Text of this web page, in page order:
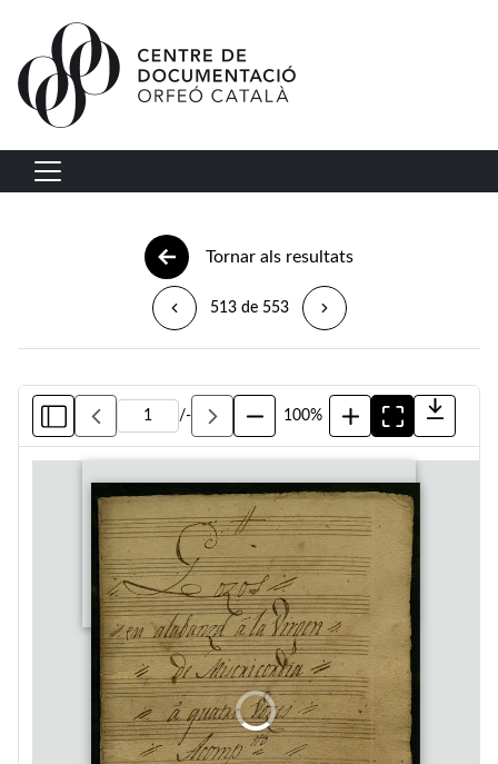
Vés al contingut
Navegació principal
Tornar als resultats
513 de 553
/- 100%